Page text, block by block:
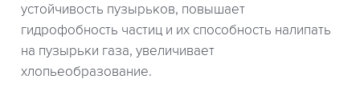
устойчивость пузырьков, повышает
гидрофобность частиц и их способность налипать
на пузырьки газа, увеличивает
хлопьеобразование.